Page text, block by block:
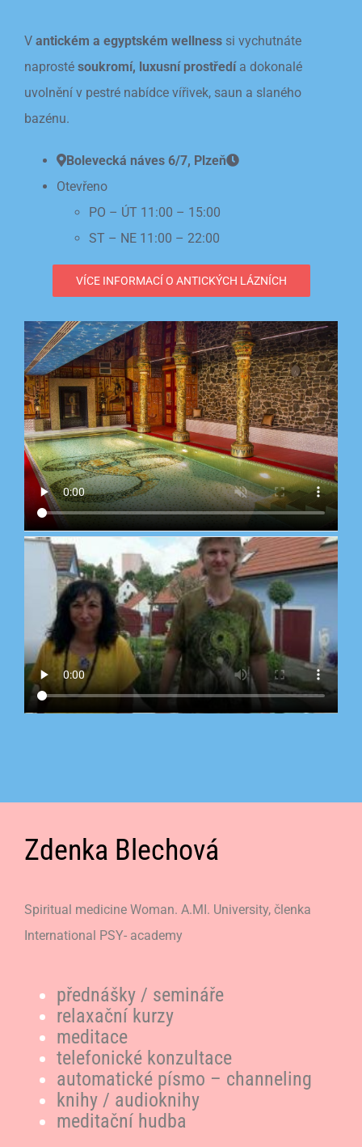
V antickém a egyptském wellness si vychutnáte
naprosté soukromí, luxusní prostředía dokonalé
uvolnění v pestré nabídce vířivek, saun a slaného
bazénu.
Bolevecká náves 6/7, Plzeň
Otevřeno
PO – ÚT 11:00 – 15:00
ST – NE 11:00 – 22:00
VÍCE INFORMACÍ O ANTICKÝCH LÁZNÍCH
Zdenka Blechová
Spiritual medicine Woman. A.MI. University, členka
International PSY- academy
přednášky / semináře
relaxační kurzy
meditace
telefonické konzultace
automatické písmo – channeling
knihy / audioknihy
meditační hudba